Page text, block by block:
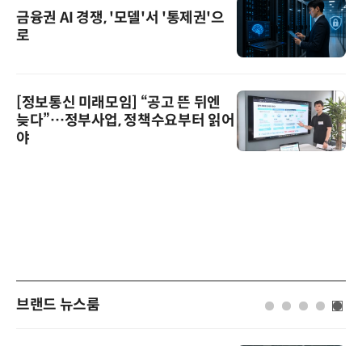
금융권 AI 경쟁, '모델'서 '통제권'으
로
[정보통신 미래모임] “공고 뜬 뒤엔
늦다”…정부사업, 정책수요부터 읽어
야
브랜드 뉴스룸